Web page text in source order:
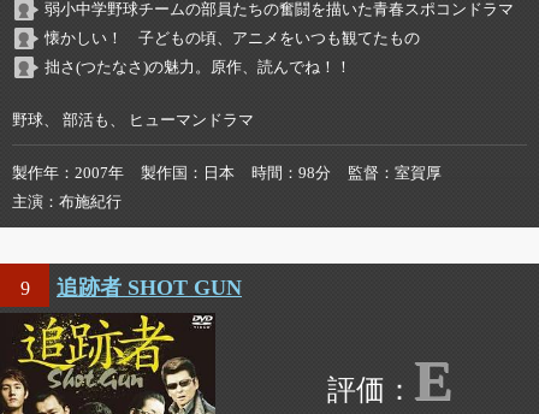
弱小中学野球チームの部員たちの奮闘を描いた青春スポコンドラマ
懐かしい！ 子どもの頃、アニメをいつも観てたもの
拙さ(つたなさ)の魅力。原作、読んでね！！
野球、 部活も、 ヒューマンドラマ
製作年 2007年 製作国 日本 時間 98分 監督
室賀厚
主演
布施紀行
9 追跡者 SHOT GUN
E